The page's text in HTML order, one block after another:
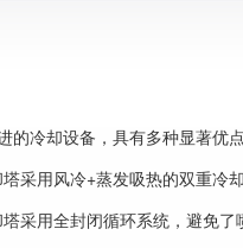
的冷却设备，具有多种显著
采用风冷+蒸发吸热的双重
采用全封闭循环系统，避免